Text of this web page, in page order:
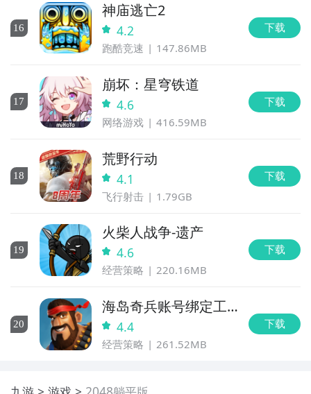
16
神庙逃亡2
4.2
跑酷竞速 147.86MB
下载
17
崩坏：星穹铁道
4.6
网络游戏 416.59MB
下载
18
荒野行动
4.1
飞行射击 1.79GB
下载
19
火柴人战争-遗产
4.6
经营策略 220.16MB
下载
20
海岛奇兵账号绑定工
具 4.4
经营策略 261.52MB
下载